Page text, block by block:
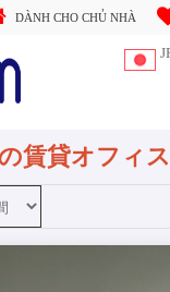
DÀNH CHO CHỦ NHÀ
賃貸オフィス